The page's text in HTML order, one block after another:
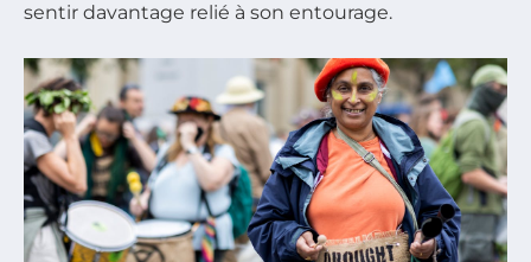
sentir davantage relié à son entourage.